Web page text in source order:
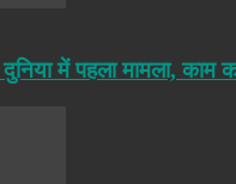
में पहला मामला, काम